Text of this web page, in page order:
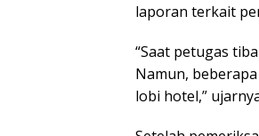
laporan terkait
“Saat petugas
Namun,
lobi hotel,”